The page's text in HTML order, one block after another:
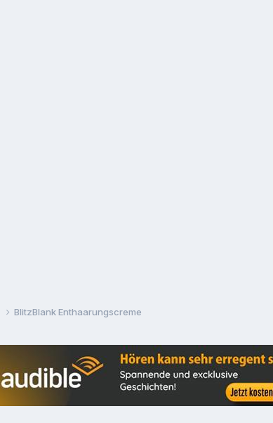
BlitzBlank Enthaarungscreme